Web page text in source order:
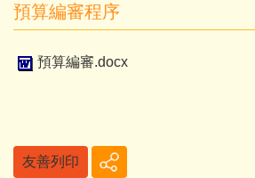
預算編審程序
預算編審.docx
友善列印